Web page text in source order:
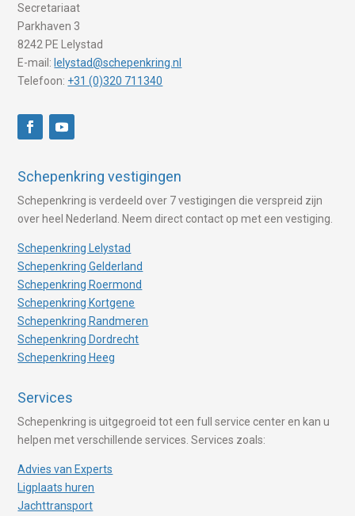
Secretariaat
Parkhaven 3
8242 PE Lelystad
E-mail: lelystad@schepenkring.nl
Telefoon: +31 (0)320 711340
Schepenkring vestigingen
Schepenkring is verdeeld over 7 vestigingen die verspreid zijn
over heel Nederland. Neem direct contact op met een vestiging.
Schepenkring Lelystad
Schepenkring Gelderland
Schepenkring Roermond
Schepenkring Kortgene
Schepenkring Randmeren
Schepenkring Dordrecht
Schepenkring Heeg
Services
Schepenkring is uitgegroeid tot een full service center en kan u
helpen met verschillende services. Services zoals:
Advies van Experts
Ligplaats huren
Jachttransport